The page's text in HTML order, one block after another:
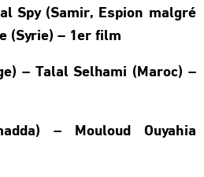
Spy (Samir, Espion malgré
(Syrie) – 1er film
– Talal Selhami (Maroc) –
– Mouloud Ouyahia